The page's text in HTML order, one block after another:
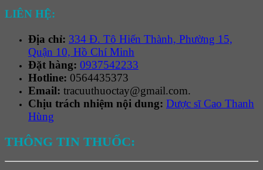
LIÊN HỆ:
Địa chỉ: 334 Đ. Tô Hiến Thành, Phường 15,
Quận 10, Hồ Chí Minh
Đặt hàng: 0937542233
Hotline: 0564435373
Email: tracuuthuoctay@gmail.com.
Chịu trách nhiệm nội dung: Dược sĩ Cao Thanh
Hùng
THÔNG TIN THUỐC: